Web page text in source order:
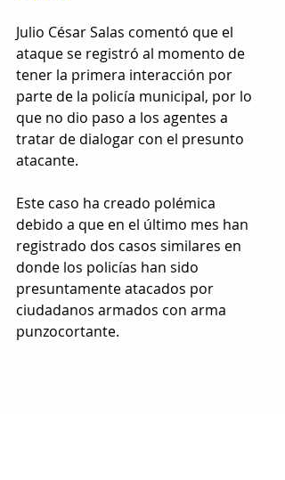
Julio César Salas comentó que el
ataque se registró al momento de
tener la primera interacción por
parte de la policía municipal, por lo
que no dio paso a los agentes a
tratar de dialogar con el presunto
atacante.
Este caso ha creado polémica
debido a que en el último mes han
registrado dos casos similares en
donde los policías han sido
presuntamente atacados por
ciudadanos armados con arma
punzocortante.